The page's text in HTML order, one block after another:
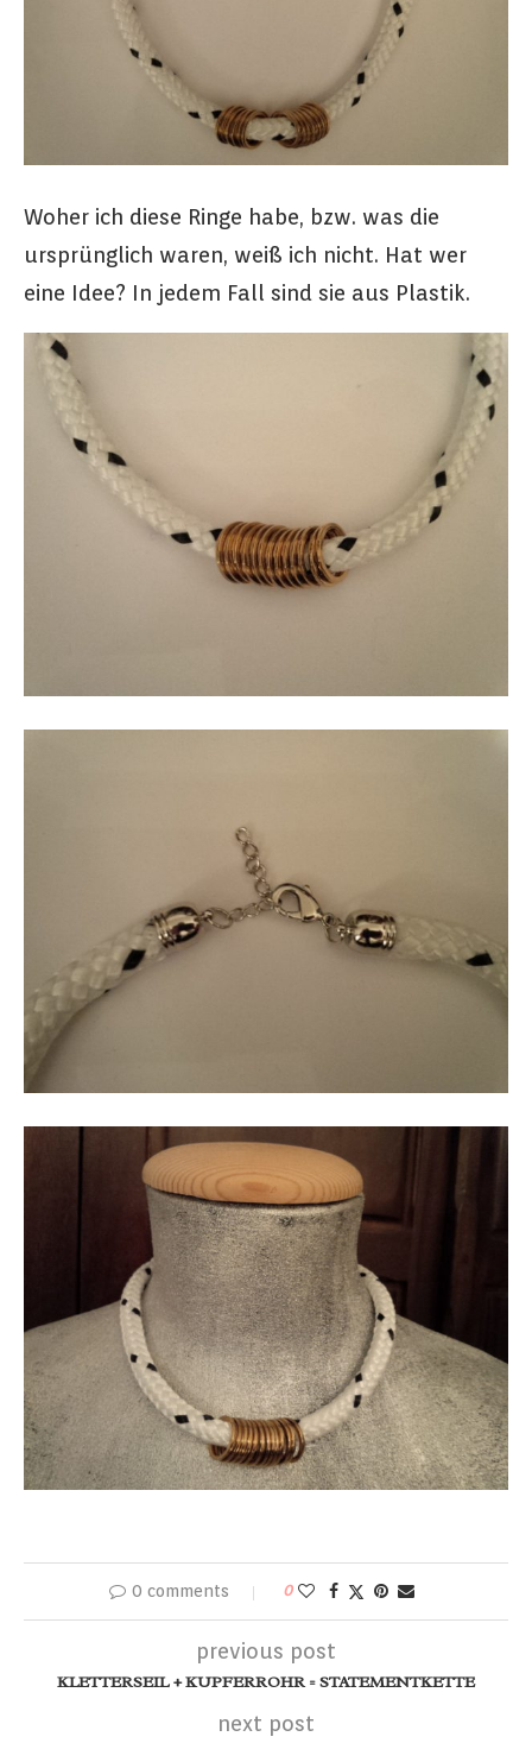
Woher ich diese Ringe habe, bzw. was die
ursprünglich waren, weiß ich nicht. Hat wer
eine Idee? In jedem Fall sind sie aus Plastik.
0 comments 0
previous post
KLETTERSEIL + KUPFERROHR = STATEMENTKETTE
next post